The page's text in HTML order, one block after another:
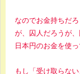
なのでお金持ちだ
が、囚人だろうが
日本円のお金を使
もし「受け取らな